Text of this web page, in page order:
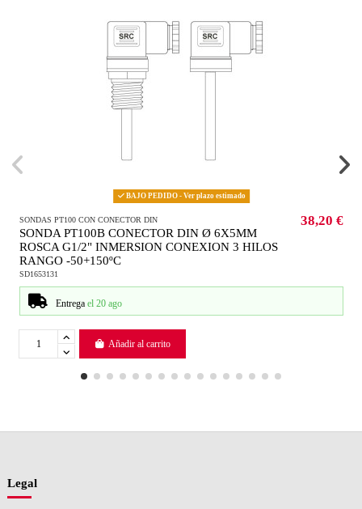
BAJO PEDIDO - Ver plazo estimado
SONDAS PT100 CON CONECTOR DIN
SONDA PT100B CONECTOR DIN Ø 6X5MM
ROSCA G1/2" INMERSION CONEXION 3 HILOS
RANGO -50+150ºC
SD1653131
38,20 €
Entrega el 20 ago
Añadir al carrito
Legal